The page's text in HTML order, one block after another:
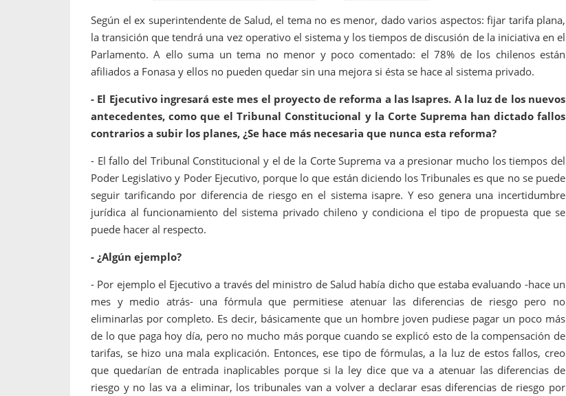
Según el ex superintendente de Salud, el tema no es menor, dado varios aspectos: fijar tarifa plana,
la transición que tendrá una vez operativo el sistema y los tiempos de discusión de la iniciativa en el
Parlamento. A ello suma un tema no menor y poco comentado: el 78% de los chilenos están
afiliados a Fonasa y ellos no pueden quedar sin una mejora si ésta se hace al sistema privado.
- El Ejecutivo ingresará este mes el proyecto de reforma a las Isapres. A la luz de los nuevos
antecedentes, como que el Tribunal Constitucional y la Corte Suprema han dictado fallos
contrarios a subir los planes, ¿Se hace más necesaria que nunca esta reforma?
- El fallo del Tribunal Constitucional y el de la Corte Suprema va a presionar mucho los tiempos del
Poder Legislativo y Poder Ejecutivo, porque lo que están diciendo los Tribunales es que no se puede
seguir tarificando por diferencia de riesgo en el sistema isapre. Y eso genera una incertidumbre
jurídica al funcionamiento del sistema privado chileno y condiciona el tipo de propuesta que se
puede hacer al respecto.
- ¿Algún ejemplo?
- Por ejemplo el Ejecutivo a través del ministro de Salud había dicho que estaba evaluando -hace un
mes y medio atrás- una fórmula que permitiese atenuar las diferencias de riesgo pero no
eliminarlas por completo. Es decir, básicamente que un hombre joven pudiese pagar un poco más
de lo que paga hoy día, pero no mucho más porque cuando se explicó esto de la compensación de
tarifas, se hizo una mala explicación. Entonces, ese tipo de fórmulas, a la luz de estos fallos, creo
que quedarían de entrada inaplicables porque si la ley dice que va a atenuar las diferencias de
riesgo y no las va a eliminar, los tribunales van a volver a declarar esas diferencias de riesgo por